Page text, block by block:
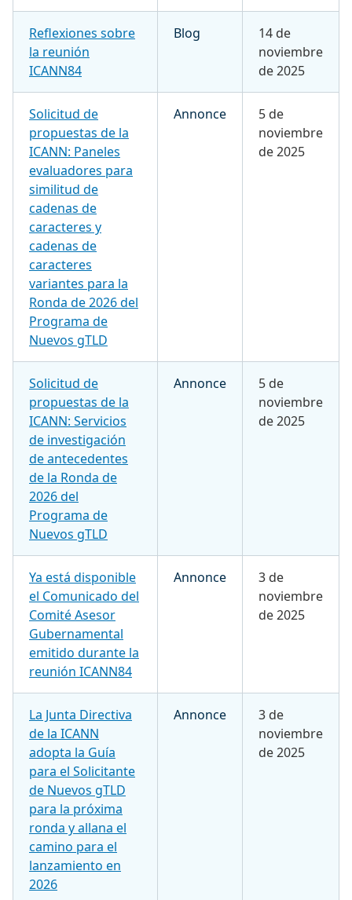
Reflexiones sobre
la reunión
ICANN84
Blog
14 de
noviembre
de 2025
Solicitud de
propuestas de la
ICANN: Paneles
evaluadores para
similitud de
cadenas de
caracteres y
cadenas de
caracteres
variantes para la
Ronda de 2026 del
Programa de
Nuevos gTLD
Annonce
5 de
noviembre
de 2025
Solicitud de
propuestas de la
ICANN: Servicios
de investigación
de antecedentes
de la Ronda de
2026 del
Programa de
Nuevos gTLD
Annonce
5 de
noviembre
de 2025
Ya está disponible
el Comunicado del
Comité Asesor
Gubernamental
emitido durante la
reunión ICANN84
Annonce
3 de
noviembre
de 2025
La Junta Directiva
de la ICANN
adopta la Guía
para el Solicitante
de Nuevos gTLD
para la próxima
ronda y allana el
camino para el
lanzamiento en
2026
Annonce
3 de
noviembre
de 2025